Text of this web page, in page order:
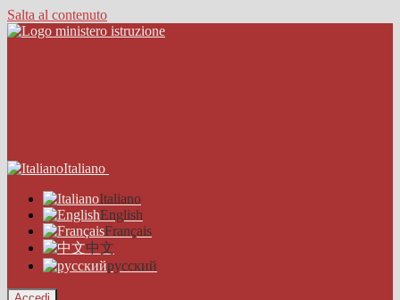
Salta al contenuto
Italiano
Italiano
English
Français
中文
русский